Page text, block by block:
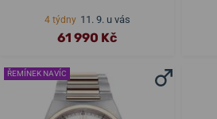
4 týdny 11. 9. u vás
61 990 Kč
ŘEMÍNEK NAVÍC